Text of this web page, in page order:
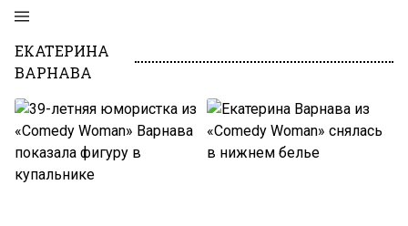
ЕКАТЕРИНА
ВАРНАВА